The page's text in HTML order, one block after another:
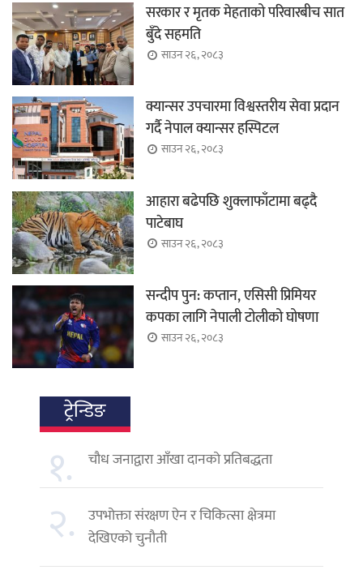
सरकार र मृतक मेहताको परिवारबीच सात
बुँदे सहमति
साउन २६, २०८३
क्यान्सर उपचारमा विश्वस्तरीय सेवा प्रदान
गर्दै नेपाल क्यान्सर हस्पिटल
साउन २६, २०८३
आहारा बढेपछि शुक्लाफाँटामा बढ्दै
पाटेबाघ
साउन २६, २०८३
सन्दीप पुन: कप्तान, एसिसी प्रिमियर
कपका लागि नेपाली टोलीको घोषणा
साउन २६, २०८३
ट्रेन्डिङ
१. चौध जनाद्वारा आँखा दानको प्रतिबद्धता
२. उपभोक्ता संरक्षण ऐन र चिकित्सा क्षेत्रमा
देखिएको चुनौती